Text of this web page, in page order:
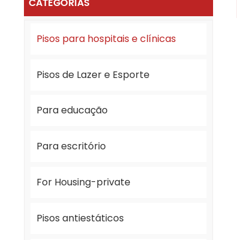
Pisos para hospitais e clínicas
Pisos de Lazer e Esporte
Para educação
Para escritório
For Housing-private
Pisos antiestáticos